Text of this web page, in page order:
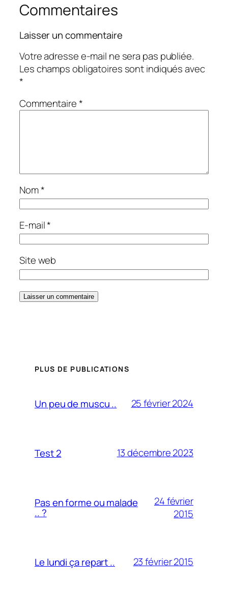
Commentaires
Laisser un commentaire
Votre adresse e-mail ne sera pas publiée.
Les champs obligatoires sont indiqués avec
*
Commentaire*
Nom*
E-mail*
Site web
PLUS DE PUBLICATIONS
Un peu de muscu .. 25 février 2024
Test 2 13 décembre 2023
Pas en forme ou malade
.. ?
24 février
2015
Le lundi ça repart .. 23 février 2015